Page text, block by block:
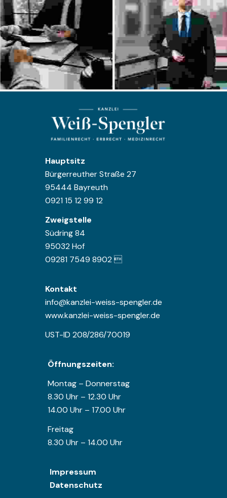
Hauptsitz
Bürgerreuther Straße 27
95444 Bayreuth
0921 15 12 99 12
Zweigstelle
Südring 84
95032 Hof
09281 7549 8902 
Kontakt
info@kanzlei-weiss-spengler.de
www.kanzlei-weiss-spengler.de
UST-ID 208/286/70019
Öffnungszeiten:
Montag – Donnerstag
8.30 Uhr – 12.30 Uhr
14.00 Uhr – 17.00 Uhr
Freitag
8.30 Uhr – 14.00 Uhr
Impressum
Datenschutz